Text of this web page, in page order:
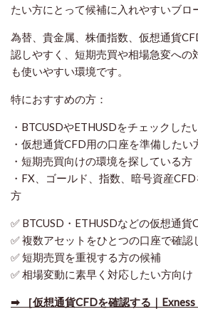
たい方にとって候補に入れやすいブロ
為替、貴金属、株価指数、仮想通貨
認しやすく、短期売買や相場急変への
も使いやすい環境です。
特におすすめの方：
・BTCUSDやETHUSDをチェックした
・仮想通貨CFD用の口座を準備したい
・短期売買向けの環境を探している方
・FX、ゴールド、指数、暗号資産
方
✅ BTCUSD・ETHUSDなどの仮想通貨
✅ 複数アセットをひとつの口座で確認
✅ 短期売買を重視する方の候補
✅ 相場変動に素早く対応したい方向け
➡ ［仮想通貨CFDを確認する｜Exness